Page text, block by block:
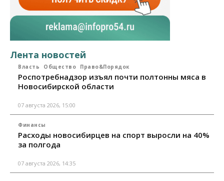
Лента новостей
Власть Общество Право&Порядок
Роспотребнадзор изъял почти полтонны мяса в
Новосибирской области
07 августа 2026, 15:00
Финансы
Расходы новосибирцев на спорт выросли на 40%
за полгода
07 августа 2026, 14:35